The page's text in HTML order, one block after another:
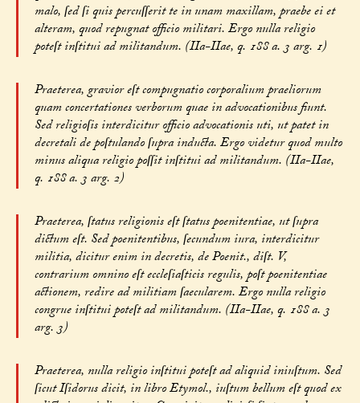
malo, ſed ſi quis percuſſerit te in unam maxillam, praebe ei et
alteram, quod repugnat officio militari. Ergo nulla religio
poteſt inſtitui ad militandum. (IIa-IIae, q. 188 a. 3 arg. 1)
Praeterea, gravior eſt compugnatio corporalium praeliorum
quam concertationes verborum quae in advocationibus fiunt.
Sed religioſis interdicitur officio advocationis uti, ut patet in
decretali de poſtulando ſupra inducta. Ergo videtur quod multo
minus aliqua religio poſſit inſtitui ad militandum. (IIa-IIae,
q. 188 a. 3 arg. 2)
Praeterea, ſtatus religionis eſt ſtatus poenitentiae, ut ſupra
dictum eſt. Sed poenitentibus, ſecundum iura, interdicitur
militia, dicitur enim in decretis, de Poenit., diſt. V,
contrarium omnino eſt eccleſiaſticis regulis, poſt poenitentiae
actionem, redire ad militiam ſaecularem. Ergo nulla religio
congrue inſtitui poteſt ad militandum. (IIa-IIae, q. 188 a. 3
arg. 3)
Praeterea, nulla religio inſtitui poteſt ad aliquid iniuſtum. Sed
ſicut Iſidorus dicit, in libro Etymol., iuſtum bellum eſt quod ex